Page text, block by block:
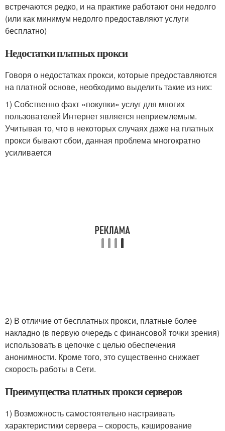
встречаются редко, и на практике работают они недолго
(или как минимум недолго предоставляют услуги
бесплатно)
Недостатки платных прокси
Говоря о недостатках прокси, которые предоставляются
на платной основе, необходимо выделить такие из них:
1) Собственно факт «покупки» услуг для многих
пользователей Интернет является неприемлемым.
Учитывая то, что в некоторых случаях даже на платных
прокси бывают сбои, данная проблема многократно
усиливается
2) В отличие от бесплатных прокси, платные более
накладно (в первую очередь с финансовой точки зрения)
использовать в цепочке с целью обеспечения
анонимности. Кроме того, это существенно снижает
скорость работы в Сети.
Преимущества платных прокси серверов
1) Возможность самостоятельно настраивать
характеристики сервера – скорость, кэширование